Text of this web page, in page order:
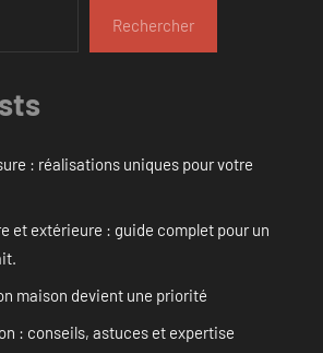
Rechercher
: réalisations uniques pour votre
et extérieure : guide complet pour un
maison devient une priorité
: conseils, astuces et expertise